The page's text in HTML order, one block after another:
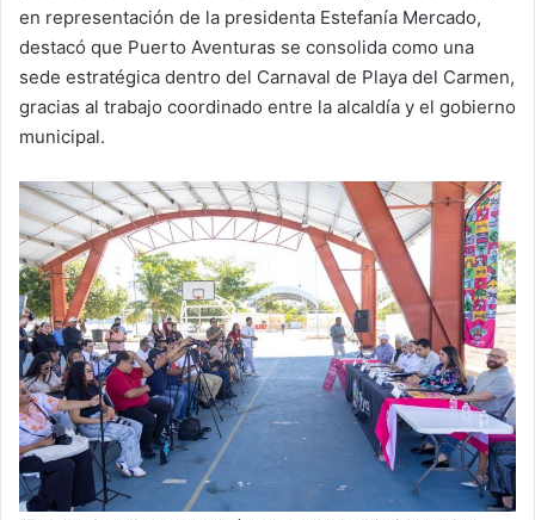
en representación de la presidenta Estefanía Mercado,
destacó que Puerto Aventuras se consolida como una
sede estratégica dentro del Carnaval de Playa del Carmen,
gracias al trabajo coordinado entre la alcaldía y el gobierno
municipal.